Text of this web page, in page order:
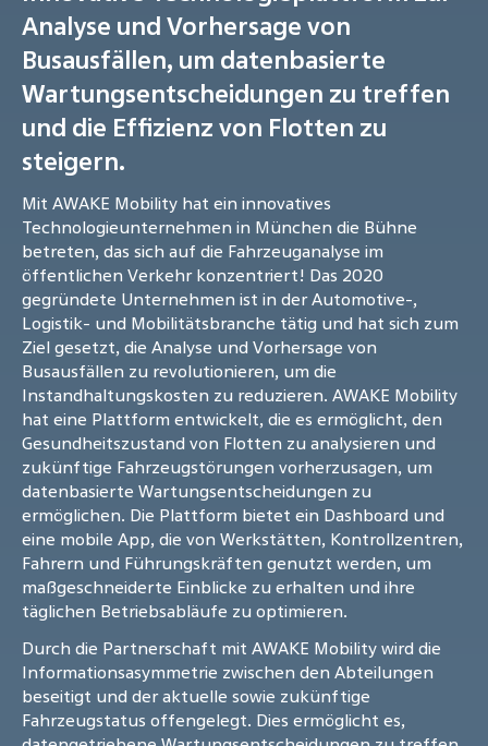
Analyse und Vorhersage von
Busausfällen, um datenbasierte
Wartungsentscheidungen zu treffen
und die Effizienz von Flotten zu
steigern.
Mit AWAKE Mobility hat ein innovatives
Technologieunternehmen in München die Bühne
betreten, das sich auf die Fahrzeuganalyse im
öffentlichen Verkehr konzentriert! Das 2020
gegründete Unternehmen ist in der Automotive-,
Logistik- und Mobilitätsbranche tätig und hat sich zum
Ziel gesetzt, die Analyse und Vorhersage von
Busausfällen zu revolutionieren, um die
Instandhaltungskosten zu reduzieren. AWAKE Mobility
hat eine Plattform entwickelt, die es ermöglicht, den
Gesundheitszustand von Flotten zu analysieren und
zukünftige Fahrzeugstörungen vorherzusagen, um
datenbasierte Wartungsentscheidungen zu
ermöglichen. Die Plattform bietet ein Dashboard und
eine mobile App, die von Werkstätten, Kontrollzentren,
Fahrern und Führungskräften genutzt werden, um
maßgeschneiderte Einblicke zu erhalten und ihre
täglichen Betriebsabläufe zu optimieren.
Durch die Partnerschaft mit AWAKE Mobility wird die
Informationsasymmetrie zwischen den Abteilungen
beseitigt und der aktuelle sowie zukünftige
Fahrzeugstatus offengelegt. Dies ermöglicht es,